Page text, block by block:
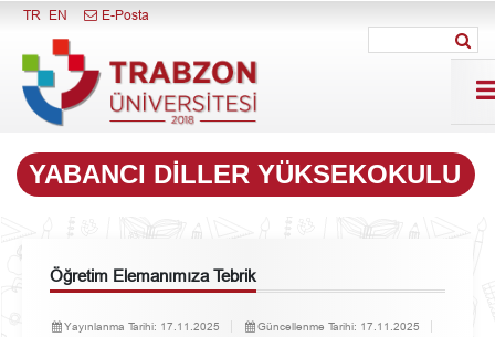
Menüyü Kapat
TR EN E-Posta
YABANCI DILLER YÜKSEKOKULU
Öğretim Elemanımıza Tebrik
Yayınlanma Tarihi: 17.11.2025 Güncellenme Tarihi: 17.11.2025